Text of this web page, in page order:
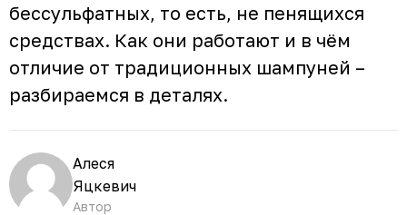
бессульфатных, то есть, не пенящихся
средствах. Как они работают и в чём
отличие от традиционных шампуней –
разбираемся в деталях.
Алеся
Яцкевич
Автор